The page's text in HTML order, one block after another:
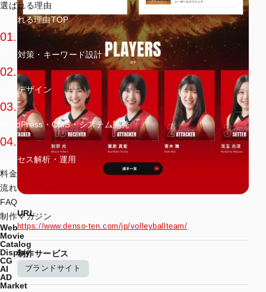
選ばれる理由
選ばれる理由TOP
01.
SEO対策・キーワード設計
02.
Webデザイン
03.
WordPress・CMS・システム開発
04.
アクセス解析・運用
料金
流れ
FAQ
制作マガジン
Web
Movie
Catalog
Display
CG
AI
AD
Market
URL
https://www.denso-ten.com/jp/volleyballteam/
制作サービス
ブランドサイト